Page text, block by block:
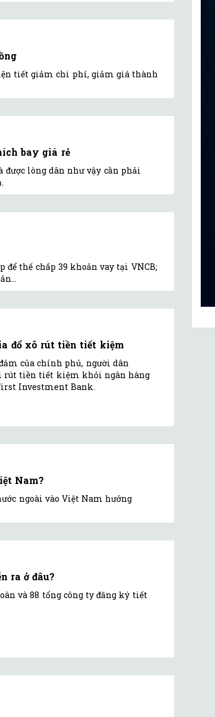
tiết giảm chi phí, giảm giá thành
bay giá rẻ
được lòng dân như vậy cần phải
thế chấp 39 khoản vay tại VNCB;
đổ xô rút tiền tiết kiệm
của chính phủ, người dân
rút tiền tiết kiệm khỏi ngân hàng
Investment Bank.
Nam?
ngoài vào Việt Nam hưởng
ra ở đâu?
và 88 tổng công ty đăng ký tiết